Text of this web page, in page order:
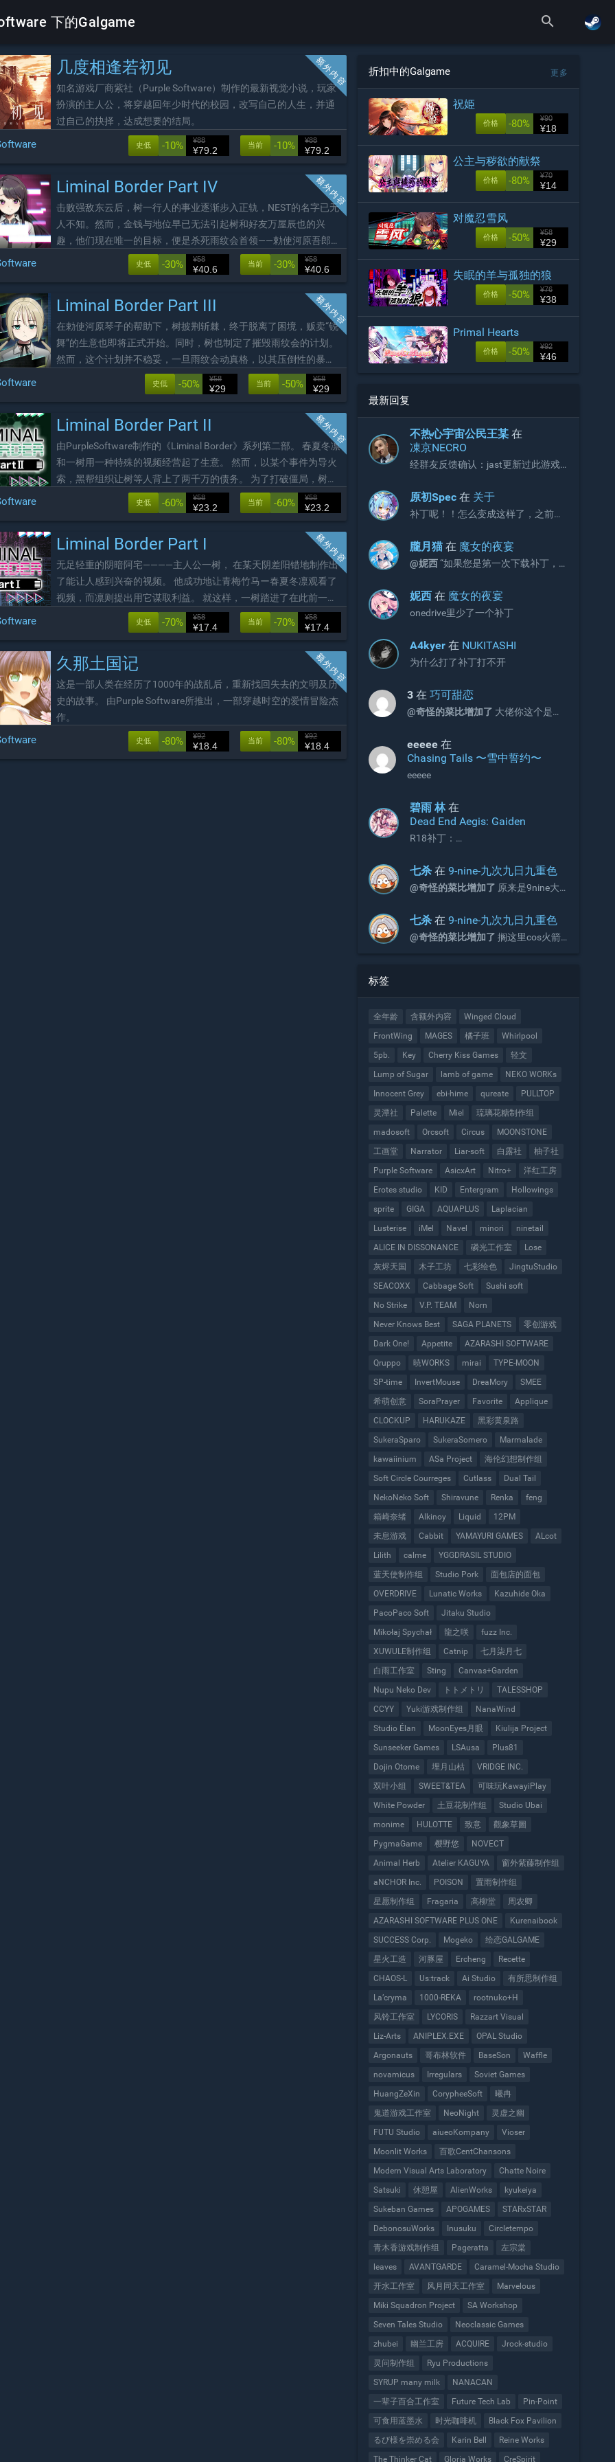
下的Galgame search
几度相逢若初见
知名游戏厂商紫社（Purple Software）制作的最新视觉小说，玩家
扮演的主人公，将穿越回年少时代的校园，改写自己的人生，并通
过自己的抉择，达成想要的结局。
-10% ¥88
¥79.2
当前
-10% ¥88
¥79.2
史低
Liminal Border Part IV
击败强敌东云后，树一行人的事业逐渐步入正轨，NEST的名字已无
人不知。然而，金钱与地位早已无法引起树和好友万屋辰也的兴
趣，他们现在唯一的目标，便是杀死雨纹会首领——勅使河原吾郎。
树究竟如何实现复仇？
-30% ¥58
¥40.6
当前
-30% ¥58
¥40.6
史低
Liminal Border Part III
在勅使河原琴子的帮助下，树披荆斩棘，终于脱离了困境，贩卖“锐
舞”的生意也即将正式开始。同时，树也制定了摧毁雨纹会的计划。
然而，这个计划并不稳妥，一旦雨纹会动真格，以其压倒性的暴
力，他们辛苦积累的一切可能会瞬间瓦解。 为了获得能够与雨纹会
抗衡的力量，树拼命寻找出路。他决定冒着风险...
-50% ¥58
¥29
当前
-50% ¥58
¥29
史低
Liminal Border Part II
由PurpleSoftware制作的《Liminal Border》系列第二部。 春夏冬凛
和一树用一种特殊的视频经营起了生意。 然而，以某个事件为导火
索，黑帮组织让树等人背上了两千万的债务。 为了打破僵局，树等
人计划接近黑帮老大的独生女——勅使河原琴子，并拉她入伙。
-60% ¥58
¥23.2
当前
-60% ¥58
¥23.2
史低
Liminal Border Part I
无足轻重的阴暗阿宅――――主人公一树， 在某天阴差阳错地制作出
了能让人感到兴奋的视频。 他成功地让青梅竹马ー春夏冬凛观看了
视频，而凛则提出用它谋取利益。 就这样，一树踏进了在此前一直
无缘的灰色世界，并且越陷越深。
-70% ¥58
¥17.4
当前
-70% ¥58
¥17.4
史低
久那土国记
这是一部人类在经历了1000年的战乱后，重新找回失去的文明及历
史的故事。 由Purple Software所推出，一部穿越时空的爱情冒险杰
作。
-80% ¥92
¥18.4
当前
-80% ¥92
¥18.4
史低
折扣中的Galgame 更多
祝姫
-80% ¥90
¥18
价格
公主与秽欲的献祭
-80% ¥70
¥14
价格
对魔忍雪风
-50% ¥58
¥29
价格
失眠的羊与孤独的狼
-50% ¥76
¥38
价格
Primal Hearts
-50% ¥92
¥46
价格
最新回复
不热心宇宙公民王某 在
凍京NECRO
经群友反馈确认：jast更新过此游戏
的问题。 V3版本补丁官方链接如下，
请更新官网链接与onedrive文件：
https://jaststore.com/zh...
原初Spec 在 关于
补丁呢！！怎么变成这样了，之前不
朧月猫 在 魔女的夜宴
@妮西“如果您是第一次下载补丁，
额外下载增益更新补丁。”
妮西 在 魔女的夜宴
onedrive里少了一个补丁
A4kyer 在 NUKITASHI
为什么打了补丁打不开
3 在巧可甜恋
@奇怪的菜比增加了
eeeee 在
Chasing Tails 〜雪中誓约〜
eeeee
碧雨 林 在
Dead End Aegis: Gaiden
R18补丁：
七杀 在9-nine-九次九日九重色
@奇怪的菜比增加了
七杀 在9-nine-九次九日九重色
@奇怪的菜比增加了 搁这里cos火箭
标签
全年龄 含额外内容
Winged Cloud
FrontWing
MAGES 橘子班
Whirlpool
5pb.
Key Cherry Kiss Games
轻文
Lump of Sugar
lamb of game
NEKO WORKs
Innocent Grey
ebi-hime qureate
PULLTOP
灵潭社
Palette Miel
琉璃花糖制作组
madosoft
Orcsoft Circus
MOONSTONE
工画堂
Narrator Liar-soft 白露社
柚子社
Purple Software
AsicxArt Nitro+
洋红工房
Erotes studio
KID Entergram
Hollowings
sprite
GIGA AQUAPLUS
Laplacian
Lusterise
iMel Navel minori
ninetail
ALICE IN DISSONANCE
磷光工作室
Lose
灰烬天国
木子工坊 七彩绘色
JingtuStudio
SEACOXX
Cabbage Soft
Sushi soft
No Strike
V.P. TEAM
Norn
Never Knows Best
SAGA PLANETS
零创游戏
Dark One!
Appetite
AZARASHI SOFTWARE
Qruppo
暁WORKS mirai
TYPE-MOON
SP-time
InvertMouse DreaMory
SMEE
希萌创意
SoraPrayer Favorite
Applique
CLOCKUP
HARUKAZE
黑彩黄泉路
SukeraSparo
SukeraSomero
Marmalade
kawaiinium
ASa Project
海伦幻想制作组
Soft Circle Courreges
Cutlass
Dual Tail
NekoNeko Soft
Shiravune Renka
feng
箱崎奈绪
Alkinoy Liquid
12PM
未息游戏
Cabbit YAMAYURI GAMES
ALcot
Lilith
calme
YGGDRASIL STUDIO
蓝天使制作组
Studio Pork
面包店的面包
OVERDRIVE
Lunatic Works
Kazuhide Oka
PacoPaco Soft
Jitaku Studio
Mikołaj Spychał
龍之咲
fuzz Inc.
XUWULE制作组
Catnip
七月柒月七
白雨工作室
Sting
Canvas+Garden
Nupu Neko Dev
トトメトリ
TALESSHOP
CCYY
Yuki游戏制作组
NanaWind
Studio Élan
MoonEyes月眼
Kiulija Project
Sunseeker Games
LSAusa
Plus81
Dojin Otome
埋月山枯
VRIDGE INC.
双叶小组
SWEET&TEA
可味玩KawayiPlay
White Powder
土豆花制作组
Studio Ubai
monime
HULOTTE 致意
觀象草圖
PygmaGame
樱野悠
NOVECT
Animal Herb
Atelier KAGUYA
窗外紫藤制作组
aNCHOR Inc.
POISON
置雨制作组
星愿制作组
Fragaria 高柳堂
周农卿
AZARASHI SOFTWARE PLUS ONE
Kurenaibook
SUCCESS Corp.
Mogeko
绘恋GALGAME
星火工造
河豚屋 Ercheng
Recette
CHAOS-L
Us:track Ai Studio
有所思制作组
La’cryma
1000-REKA
rootnuko+H
风铃工作室
LYCORIS
Razzart Visual
Liz-Arts
ANIPLEX.EXE
OPAL Studio
Argonauts
哥布林软件 BaseSon
Waffle
novamicus
Irregulars
Soviet Games
HuangZeXin
CorypheeSoft
曦冉
鬼道游戏工作室
NeoNight
灵虚之幽
FUTU Studio
aiueoKompany
Vioser
Moonlit Works
百歌CentChansons
Modern Visual Arts Laboratory
Chatte Noire
Satsuki
休憩屋 AlienWorks
kyukeiya
Sukeban Games
APOGAMES
STARxSTAR
DebonosuWorks
Inusuku
Circletempo
青木香游戏制作组
Pageratta
左宗棠
leaves
AVANTGARDE
Caramel-Mocha Studio
开水工作室
风月同天工作室
Marvelous
Miki Squadron Project
SA Workshop
Seven Tales Studio
Neoclassic Games
zhubei
幽兰工房 ACQUIRE
Jrock-studio
灵问制作组
Ryu Productions
SYRUP many milk
NANACAN
一辈子百合工作室
Future Tech Lab
Pin-Point
可食用蓝墨水
时光咖啡机
Black Fox Pavilion
るび様を崇める会
Karin Bell
Reine Works
The Thinker Cat
Gloria Works CreSpirit